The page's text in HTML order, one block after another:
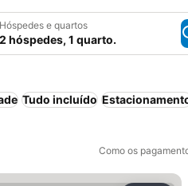
Hóspedes e quartos
2 hóspedes, 1 quarto.
Tudo incluído
Como os